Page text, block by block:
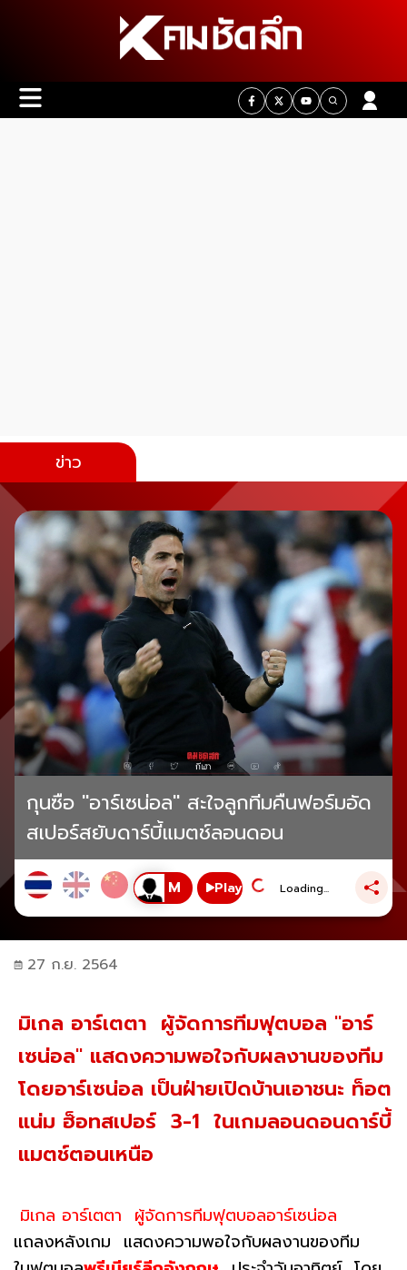
ข่าว
กุนซือ "อาร์เซน่อล" สะใจลูกทีมคืนฟอร์มอัด
สเปอร์สยับดาร์บี้แมตช์ลอนดอน
Play Loading...
27 ก.ย. 2564
มิเกล อาร์เตตา ผู้จัดการทีมฟุตบอล "อาร์
เซน่อล" แสดงความพอใจกับผลงานของทีม
โดยอาร์เซน่อล เป็นฝ่ายเปิดบ้านเอาชนะ ท็อต
แน่ม ฮ็อทสเปอร์ 3-1 ในเกมลอนดอนดาร์บี้
แมตช์ตอนเหนือ
มิเกล อาร์เตตา ผู้จัดการทีมฟุตบอลอาร์เซน่อล
แถลงหลังเกม แสดงความพอใจกับผลงานของทีม